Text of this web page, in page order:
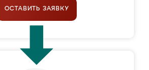
ОСТАВИТЬ ЗАЯВКУ